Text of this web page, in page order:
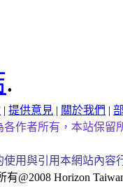
.
| 提供意見 | 關於我們 |
作者所有，本站保留
使用與引用本網站內
有@2008 Horizon